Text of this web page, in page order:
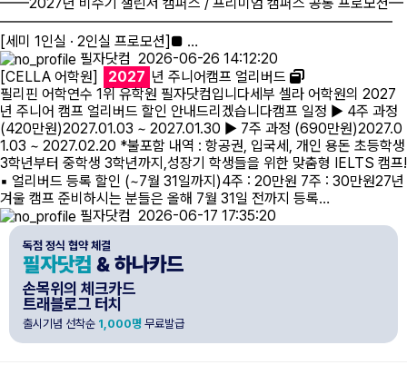
━━━━━━━━━━━━━━━━━━━━━━━━━━━
[세미 1인실 · 2인실 프로모션]■ …
필자닷컴 2026-06-26 14:12:20
[CELLA 어학원]
2027 년 주니어캠프 얼리버드
필리핀 어학연수 1위 유학원 필자닷컴입니다세부 셀라 어학원의 2027
년 주니어 캠프 얼리버드 할인 안내드리겠습니다캠프 일정 ▶ 4주 과정
(420만원)2027.01.03 ~ 2027.01.30 ▶ 7주 과정 (690만원)2027.0
1.03 ~ 2027.02.20 *불포함 내역 : 항공권, 입국세, 개인 용돈 초등학생
3학년부터 중학생 3학년까지,성장기 학생들을 위한 맞춤형 IELTS 캠프!
▪ 얼리버드 등록 할인 (~7월 31일까지)4주 : 20만원 7주 : 30만원27년
겨울 캠프 준비하시는 분들은 올해 7월 31일 전까지 등록…
필자닷컴 2026-06-17 17:35:20
필자닷컴 & 하나카드
독점 정식 협약 체결
손목위의 체크카드
트래블로그 터치
출시기념 선착순 1,000명 무료발급